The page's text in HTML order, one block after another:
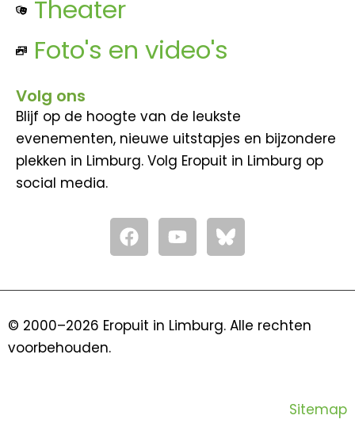
Theater
Foto's en video's
Volg ons
Blijf op de hoogte van de leukste
evenementen, nieuwe uitstapjes en bijzondere
plekken in Limburg. Volg Eropuit in Limburg op
social media.
F
a
c
e
o
Y
o
u
t
b
© 2000–2026 Eropuit in Limburg. Alle rechten
voorbehouden.
Sitemap